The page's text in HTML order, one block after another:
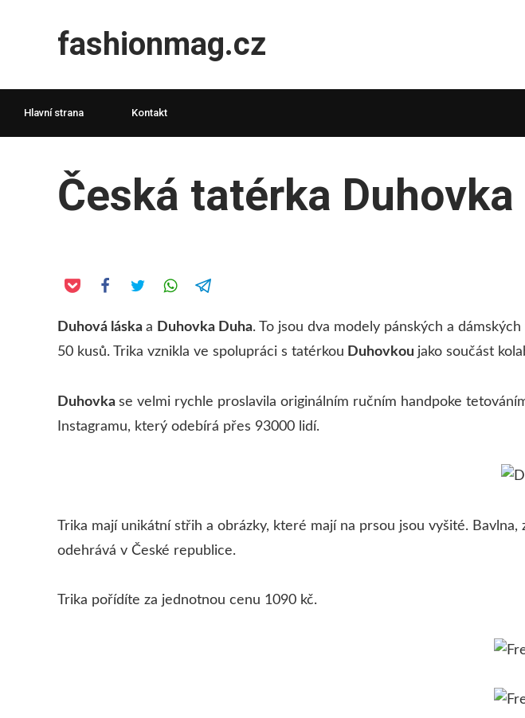
fashionmag.cz
Hlavní strana Kontakt
Česká tatérka
Duhová láska a Duhovka Duha. To jsou dva modely pánských a
50 kusů. Trika vznikla ve spolupráci s tatérkou Duhovkou jako součást
Duhovka se velmi rychle proslavila originálním ručním handpoke
Instagramu, který odebírá přes 93000 lidí.
Trika mají unikátní střih a obrázky, které mají na prsou jsou vyšité.
odehrává v České republice.
Trika pořídíte za jednotnou cenu 1090 kč.